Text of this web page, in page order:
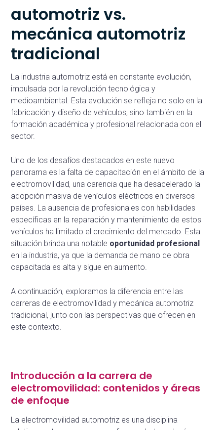
automotriz vs.
mecánica automotriz
tradicional
La industria automotriz está en constante evolución,
impulsada por la revolución tecnológica y
medioambiental. Esta evolución se refleja no solo en la
fabricación y diseño de vehículos, sino también en la
formación académica y profesional relacionada con el
sector.
Uno de los desafíos destacados en este nuevo
panorama es la falta de capacitación en el ámbito de la
electromovilidad, una carencia que ha desacelerado la
adopción masiva de vehículos eléctricos en diversos
países. La ausencia de profesionales con habilidades
específicas en la reparación y mantenimiento de estos
vehículos ha limitado el crecimiento del mercado. Esta
situación brinda una notable oportunidad profesional
en la industria, ya que la demanda de mano de obra
capacitada es alta y sigue en aumento.
A continuación, exploramos la diferencia entre las
carreras de electromovilidad y mecánica automotriz
tradicional, junto con las perspectivas que ofrecen en
este contexto.
Introducción a la carrera de
electromovilidad: contenidos y áreas
de enfoque
La electromovilidad automotriz es una disciplina